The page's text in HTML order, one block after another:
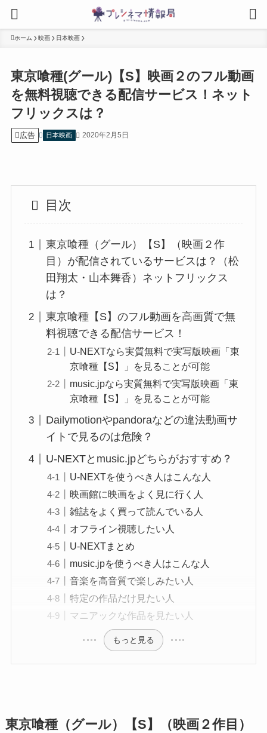
ホーム 映画 日本映画
東京喰種(グール)【S】映画２のフル動画
を無料視聴できる配信サービス！ネット
フリックスは？
広告 日本映画 2020年2月5日
目次
東京喰種（グール）【S】（映画２作
目）が配信されているサービスは？（松
田翔太・山本舞香）ネットフリックス
は？
東京喰種【S】のフル動画を高画質で無
料視聴できる配信サービス！
U-NEXTなら実質無料で実写版映画「東
京喰種【S】」を見ることが可能
music.jpなら実質無料で実写版映画「東
京喰種【S】」を見ることが可能
Dailymotionやpandoraなどの違法動画サ
イトで見るのは危険？
U-NEXTとmusic.jpどちらがおすすめ？
U-NEXTを使うべき人はこんな人
映画館に映画をよく見に行く人
雑誌をよく買って読んでいる人
オフライン視聴したい人
U-NEXTまとめ
music.jpを使うべき人はこんな人
音楽を高音質で楽しみたい人
特定の作品だけ見たい人
マニアックな作品を見たい人
もっと見る
東京喰種（グール）【S】（映画２作目）